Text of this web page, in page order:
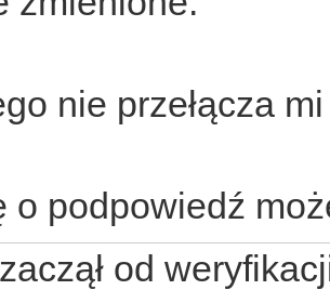
nie przełącza
o podpowiedź
od